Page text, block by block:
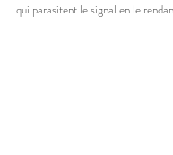
qui parasitent le signal en le